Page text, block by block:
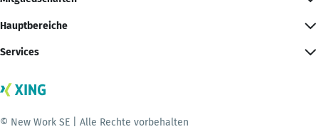
Hauptbereiche
Services
© New Work SE | Alle Rechte vorbehalten